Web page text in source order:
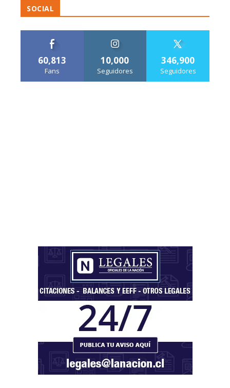
SOCIAL
60,813
Fans
10,000
Seguidores
346,900
Seguidores